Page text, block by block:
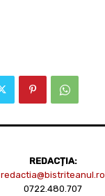
REDACȚIA:
redactia@bistriteanul.ro
0722.480.707